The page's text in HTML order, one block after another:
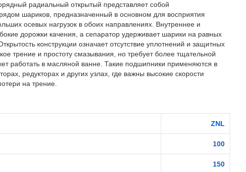
радиальный открытый представляет собой
шариков, предназначенный в основном для восприятия
осевых нагрузок в обоих направлениях. Внутреннее и
дорожки качения, а сепаратор удерживает шарики на равных
конструкции означает отсутствие уплотнений и защитных
трение и простоту смазывания, но требует более тщательной
работать в масляной ванне. Такие подшипники применяются в
редукторах и других узлах, где важны высокие скорости
на трение.
ZNL
100
150